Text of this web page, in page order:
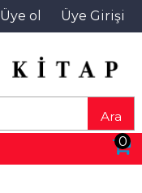
Üye ol Üye Girişi
Ara
0